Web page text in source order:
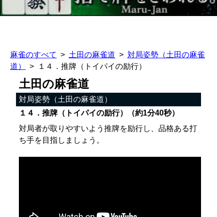
麻雀のすべて 土田の麻雀道
対局姿勢（土田の麻雀
道）
１４．推牌（トイパイの励行）
土田の麻雀道
対局姿勢（土田の麻雀道）
１４．推牌（トイパイの励行）（約1分40秒）
対局者が取りやすいよう推牌を励行し、品格ある打
ち手を目指しましょう。